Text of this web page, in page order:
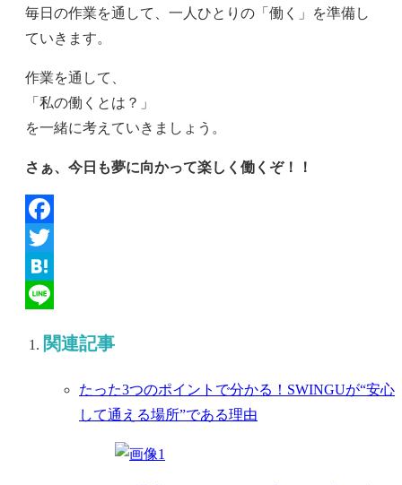
毎日の作業を通して、一人ひとりの「働く」を準備し
ていきます。
作業を通して、
「私の働くとは？」
を一緒に考えていきましょう。
さぁ、今日も夢に向かって楽しく働くぞ！！
Facebook
Twitter
Hatena
関連記事
たった3つのポイントで分かる！SWINGUが“安心
して通える場所”である理由